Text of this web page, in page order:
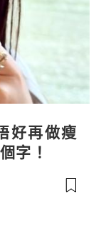
好再做瘦
字！